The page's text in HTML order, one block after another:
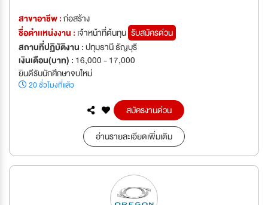
สาขาอาชีพ :ก่อสร้าง
ชื่อตำเเหน่งงาน : เจ้าหน้าที่ต้นทุน รับสมัครด่วน
สถานที่ปฏิบัติงาน :ปทุมธานี ธัญบุรี
เงินเดือน(บาท) : 16,000 - 17,000
ยินดีรับนักศึกษาจบใหม่
20 ชั่วโมงที่แล้ว
สมัครงานด่วน
อ่านรายละเอียดเพิ่มเติม